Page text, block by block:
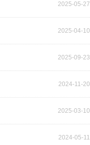
2025-05-27
2025-04-10
2025-09-23
2024-11-20
2025-03-10
2024-05-11